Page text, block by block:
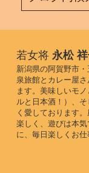
若女将 永松
新潟県の阿賀野市
泉旅館とカレー屋
ます。美味しいモ
ルと日本酒！）、
く愛しております
楽しく、遊びは本
に、毎日楽しくお